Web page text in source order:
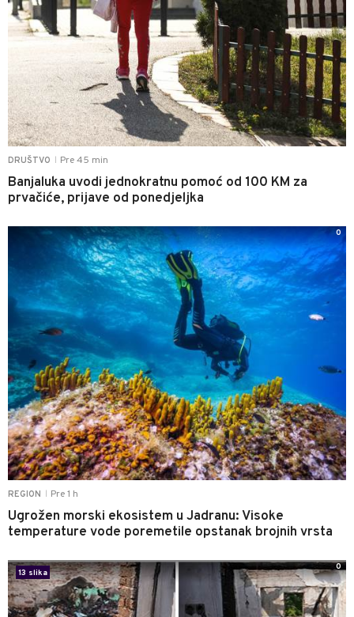
DRUŠTVO Pre 45 min
Banjaluka uvodi jednokratnu pomoć od 100 KM za
prvačiće, prijave od ponedjeljka
REGION Pre 1 h
Ugrožen morski ekosistem u Jadranu: Visoke
temperature vode poremetile opstanak brojnih vrsta
0
13 slika
0